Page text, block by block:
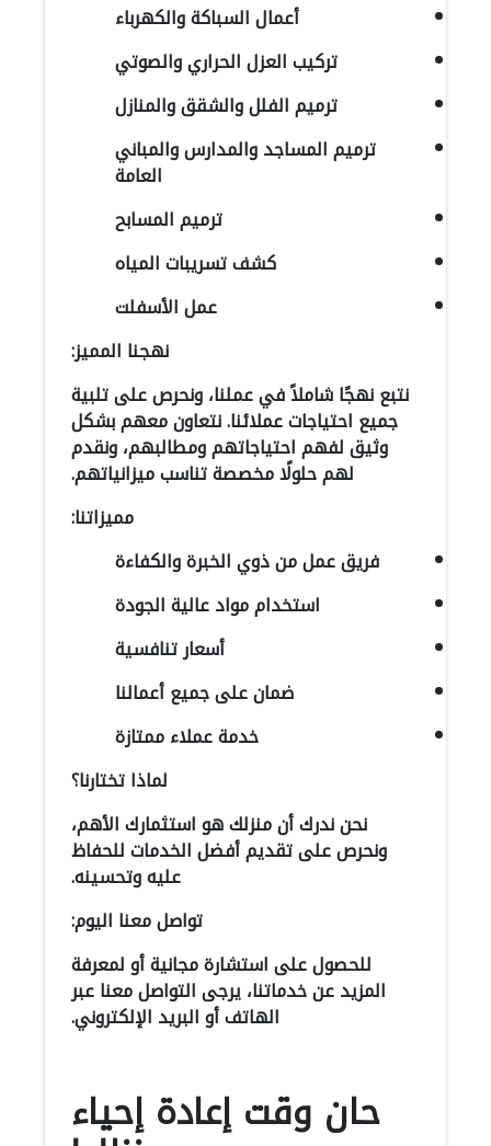
أعمال السباكة والكهرباء
تركيب العزل الحراري والصوتي
ترميم الفلل والشقق والمنازل
ترميم المساجد والمدارس والمباني
العامة
ترميم المسابح
كشف تسريبات المياه
عمل الأسفلت
نهجنا المميز:
نتبع نهجًا شاملاً في عملنا، ونحرص على تلبية
جميع احتياجات عملائنا. نتعاون معهم بشكل
وثيق لفهم احتياجاتهم ومطالبهم، ونقدم
لهم حلولًا مخصصة تناسب ميزانياتهم.
مميزاتنا:
فريق عمل من ذوي الخبرة والكفاءة
استخدام مواد عالية الجودة
أسعار تنافسية
ضمان على جميع أعمالنا
خدمة عملاء ممتازة
لماذا تختارنا؟
نحن ندرك أن منزلك هو استثمارك الأهم،
ونحرص على تقديم أفضل الخدمات للحفاظ
عليه وتحسينه.
تواصل معنا اليوم:
للحصول على استشارة مجانية أو لمعرفة
المزيد عن خدماتنا، يرجى التواصل معنا عبر
الهاتف أو البريد الإلكتروني.
حان وقت إعادة إحياء